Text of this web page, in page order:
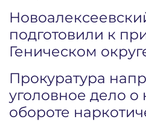
подготовили к
Геническом
Прокуратура
уголовное дело
обороте